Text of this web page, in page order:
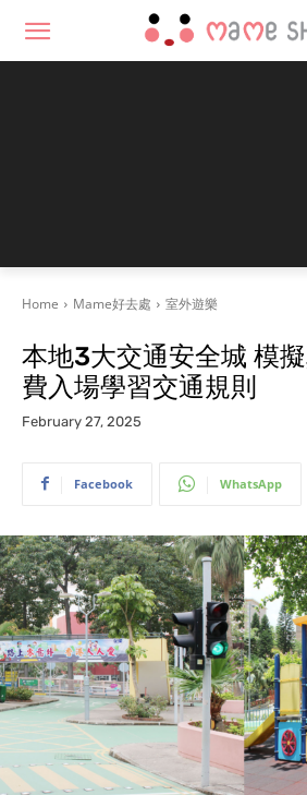
Home Mame好去處 室外遊樂
本地3大交通安全城 模
費入場學習交通規則
February 27, 2025
Facebook WhatsApp